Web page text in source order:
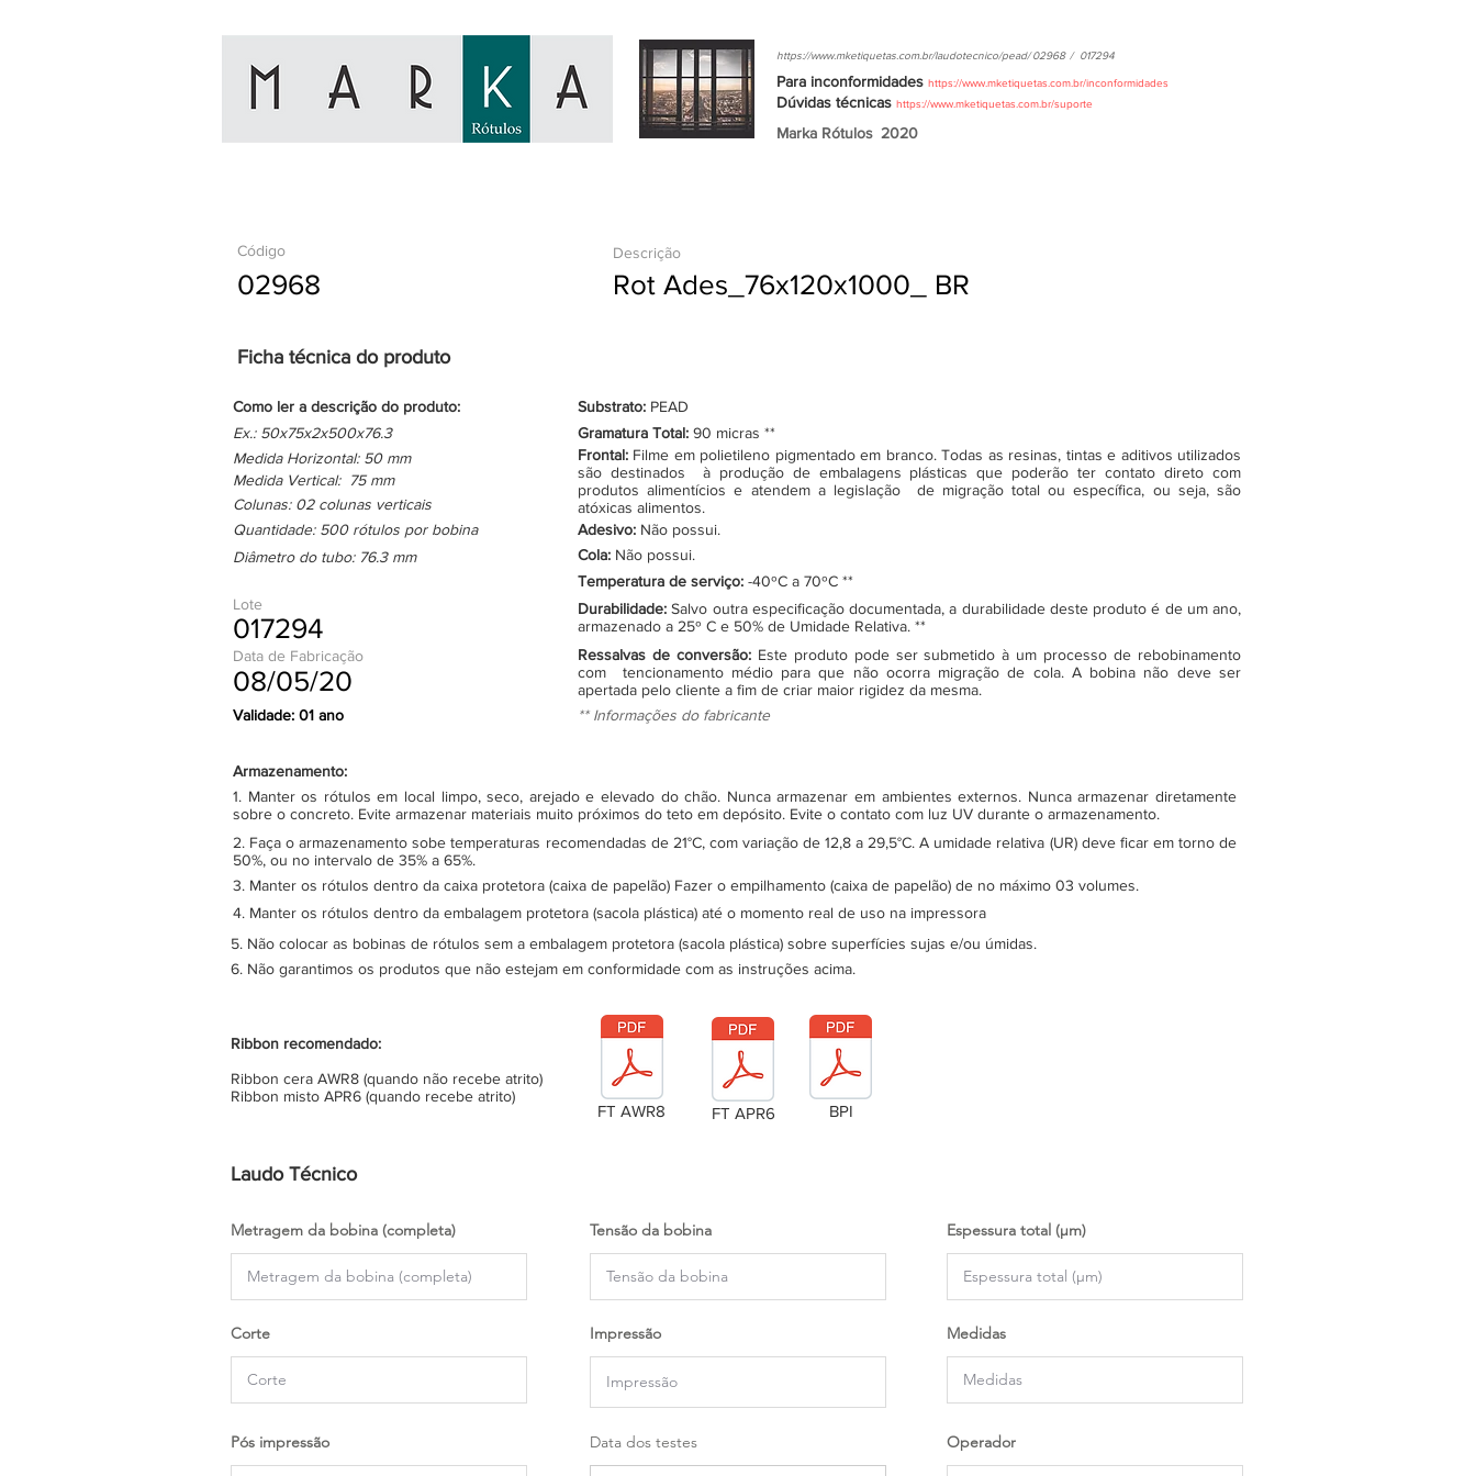
https://www.mketiquetas.com.br/laudotecnico/pead/ 02968 / 017294
Para inconformidades https://www.mketiquetas.com.br/inconformidades
Dúvidas técnicas https://www.mketiquetas.com.br/suporte
Marka Rótulos 2020
Código
02968
Descrição
Rot Ades_76x120x1000_ BR
Ficha técnica do produto
Como ler a descrição do produto: Substrato: PEAD
Ex.: 50x75x2x500x76.3
Medida Horizontal: 50 mm
Medida Vertical: 75 mm
Colunas: 02 colunas verticais
Quantidade: 500 rótulos por bobina
Gramatura Total: 90 micras **
Frontal: Filme em polietileno pigmentado em branco. Todas as resinas, tintas e aditivos utilizados
são destinados à produção de embalagens plásticas que poderão ter contato direto com
produtos alimentícios e atendem a legislação de migração total ou específica, ou seja, são
atóxicas alimentos.
Adesivo: Não possui.
Diâmetro do tubo: 76.3 mm
Cola: Não possui.
Temperatura de serviço: -40ºC a 70ºC **
Lote
017294
Data de Fabricação
08/05/20
Durabilidade:Salvo outra especificação documentada, a durabilidade deste produto é de um ano,
armazenado a 25º C e 50% de Umidade Relativa. **
Ressalvas de conversão: Este produto pode ser submetido à um processo de rebobinamento
com tencionamento médio para que não ocorra migração de cola. A bobina não deve ser
apertada pelo cliente a fim de criar maior rigidez da mesma.
Validade: 01 ano
** Informações do fabricante
Armazenamento:
1. Manter os rótulos em local limpo, seco, arejado e elevado do chão. Nunca armazenar em ambientes externos. Nunca armazenar diretamente
sobre o concreto. Evite armazenar materiais muito próximos do teto em depósito. Evite o contato com luz UV durante o armazenamento.
2. Faça o armazenamento sobe temperaturas recomendadas de 21°C, com variação de 12,8 a 29,5°C. A umidade relativa (UR) deve ficar em torno de
50%, ou no intervalo de 35% a 65%.
3. Manter os rótulos dentro da caixa protetora (caixa de papelão) Fazer o empilhamento (caixa de papelão) de no máximo 03 volumes.
4. Manter os rótulos dentro da embalagem protetora (sacola plástica) até o momento real de uso na impressora
5. Não colocar as bobinas de rótulos sem a embalagem protetora (sacola plástica) sobre superfícies sujas e/ou úmidas.
6. Não garantimos os produtos que não estejam em conformidade com as instruções acima.
Ribbon recomendado:
Ribbon cera AWR8 (quando não recebe atrito)
Ribbon misto APR6 (quando recebe atrito)
FT AWR8 FT APR6 BPI
Laudo Técnico
Metragem da bobina (completa)
Corte
Pós impressão
Tensão da bobina
Impressão
Data dos testes
Espessura total (µm)
Medidas
Operador